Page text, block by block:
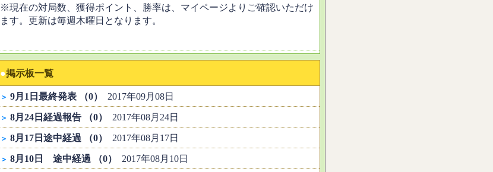
※現在の対局数、獲得ポイント、勝率は、マイページよりご確認いただけ
ます。更新は毎週木曜日となります。
●掲示板一覧
＞ 9月1日最終発表 （0） 2017年09月08日
＞ 8月24日経過報告 （0） 2017年08月24日
＞ 8月17日途中経過 （0） 2017年08月17日
＞ 8月10日 途中経過 （0） 2017年08月10日